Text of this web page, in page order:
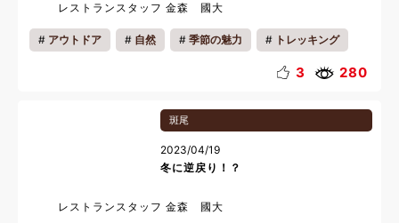
レストランスタッフ 金森 國大
アウトドア 自然 季節の魅力 トレッキング
リフレッシュ 料理
3 280
斑尾
2023/04/19
冬に逆戻り！？
レストランスタッフ 金森 國大